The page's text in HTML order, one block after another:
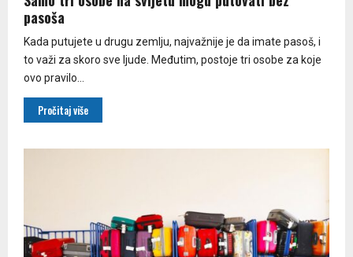
pasoša
Kada putujete u drugu zemlju, najvažnije je da imate pasoš, i
to važi za skoro sve ljude. Međutim, postoje tri osobe za koje
ovo pravilo...
Pročitaj više